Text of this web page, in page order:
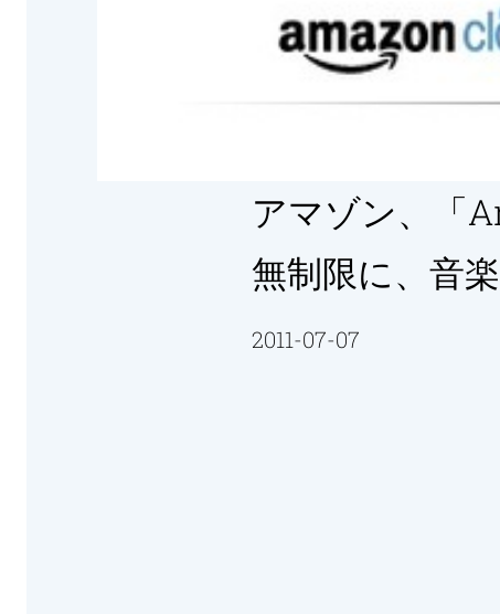
アマゾン、「
無制限に、音
2011-07-07